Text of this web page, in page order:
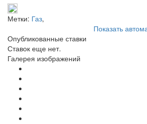
Метки: Газ,
Показать
Опубликованные ставки
Ставок еще нет.
Галерея изображений